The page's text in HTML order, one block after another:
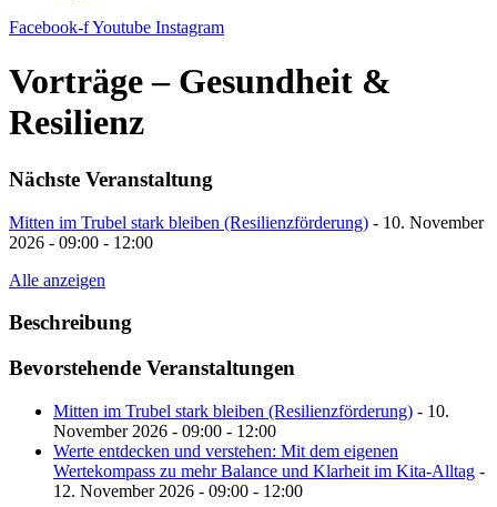
Facebook-fYoutube Instagram
Vorträge – Gesundheit &
Resilienz
Nächste Veranstaltung
Mitten im Trubel stark bleiben (Resilienzförderung) - 10. November
2026 - 09:00 - 12:00
Alle anzeigen
Beschreibung
Bevorstehende Veranstaltungen
Mitten im Trubel stark bleiben (Resilienzförderung) - 10.
November 2026 - 09:00 - 12:00
Werte entdecken und verstehen: Mit dem eigenen
Wertekompass zu mehr Balance und Klarheit im Kita-Alltag -
12. November 2026 - 09:00 - 12:00